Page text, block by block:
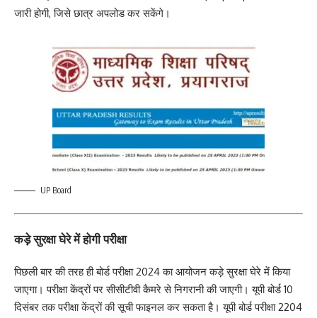
जारी होगी, जिसे छात्र अपलोड कर सकेंगे।
UP Board
कड़े सुरक्षा घेरे में होगी परीक्षा
पिछली बार की तरह ही बोर्ड परीक्षा 2024 का आयोजन कड़े सुरक्षा घेरे में किया
जाएगा। परीक्षा केंद्रों पर सीसीटीवी कैमरे से निगरानी की जाएगी। यूपी बोर्ड 10
दिसंबर तक परीक्षा केंद्रों की सूची फाइनल कर सकता है। यूपी बोर्ड परीक्षा 2204